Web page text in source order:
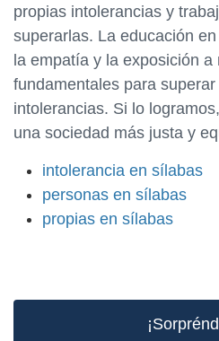
propias intolerancias y
superarlas. La educación
la empatía y la exposición a
fundamentales para
intolerancias. Si lo
una sociedad más justa y
intolerancia en sílabas
personas en sílabas
propias en sílabas